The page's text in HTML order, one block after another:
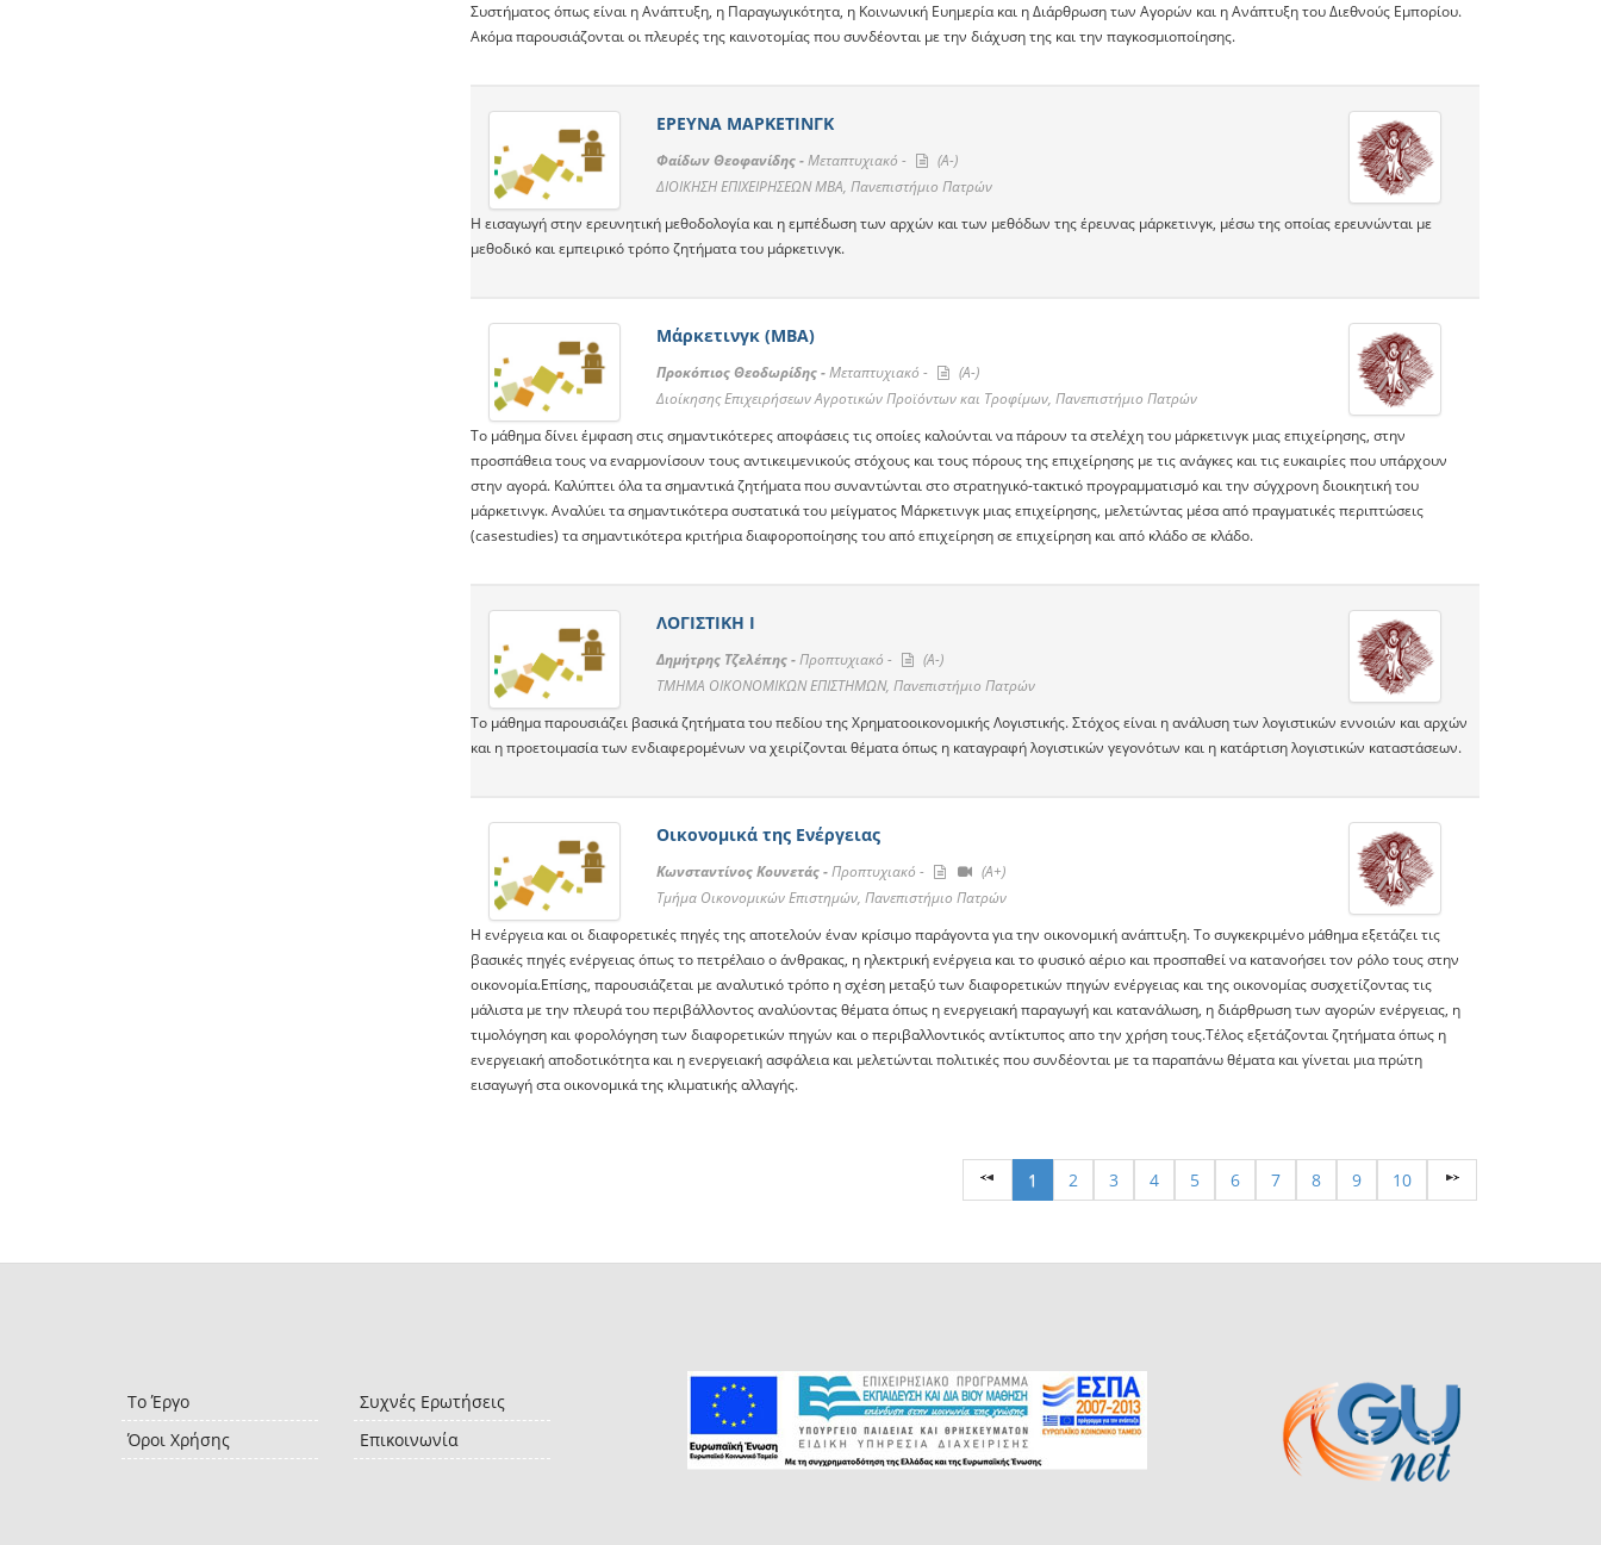
Συστήματος όπως είναι η Ανάπτυξη, η Παραγωγικότητα, η Κοινωνική Ευημερία και η Διάρθρωση των Αγορών και η Ανάπτυξη του Διεθνούς Εμπορίου.
Ακόμα παρουσιάζονται οι πλευρές της καινοτομίας που συνδέονται με την διάχυση της και την παγκοσμιοποίησης.
ΕΡΕΥΝΑ ΜΑΡΚΕΤΙΝΓΚ
Φαίδων Θεοφανίδης -Μεταπτυχιακό -
(A-)
ΔΙΟΙΚΗΣΗ ΕΠΙΧΕΙΡΗΣΕΩΝ ΜΒΑ, Πανεπιστήμιο Πατρών
Η εισαγωγή στην ερευνητική μεθοδολογία και η εμπέδωση των αρχών και των μεθόδων της έρευνας μάρκετινγκ, μέσω της οποίας ερευνώνται με
μεθοδικό και εμπειρικό τρόπο ζητήματα του μάρκετινγκ.
Μάρκετινγκ (ΜΒΑ)
Προκόπιος Θεοδωρίδης -Μεταπτυχιακό -
(A-)
Διοίκησης Επιχειρήσεων Αγροτικών Προϊόντων και Τροφίμων, Πανεπιστήμιο Πατρών
Το μάθημα δίνει έμφαση στις σημαντικότερες αποφάσεις τις οποίες καλούνται να πάρουν τα στελέχη του μάρκετινγκ μιας επιχείρησης, στην
προσπάθεια τους να εναρμονίσουν τους αντικειμενικούς στόχους και τους πόρους της επιχείρησης με τις ανάγκες και τις ευκαιρίες που υπάρχουν
στην αγορά. Καλύπτει όλα τα σημαντικά ζητήματα που συναντώνται στο στρατηγικό-τακτικό προγραμματισμό και την σύγχρονη διοικητική του
μάρκετινγκ. Αναλύει τα σημαντικότερα συστατικά του μείγματος Μάρκετινγκ μιας επιχείρησης, μελετώντας μέσα από πραγματικές περιπτώσεις
(casestudies) τα σημαντικότερα κριτήρια διαφοροποίησης του από επιχείρηση σε επιχείρηση και από κλάδο σε κλάδο.
ΛΟΓΙΣΤΙΚΗ Ι
Δημήτρης Τζελέπης -Προπτυχιακό -
(A-)
TMHMA ΟΙΚΟΝΟΜΙΚΩΝ ΕΠΙΣΤΗΜΩΝ, Πανεπιστήμιο Πατρών
Το μάθημα παρουσιάζει βασικά ζητήματα του πεδίου της Χρηματοοικονομικής Λογιστικής. Στόχος είναι η ανάλυση των λογιστικών εννοιών και αρχών
και η προετοιμασία των ενδιαφερομένων να χειρίζονται θέματα όπως η καταγραφή λογιστικών γεγονότων και η κατάρτιση λογιστικών καταστάσεων.
Οικονομικά της Ενέργειας
Κωνσταντίνος Κουνετάς -Προπτυχιακό -
(A+)
Τμήμα Οικονομικών Επιστημών, Πανεπιστήμιο Πατρών
H ενέργεια και οι διαφορετικές πηγές της αποτελούν έναν κρίσιμο παράγοντα για την οικονομική ανάπτυξη. Το συγκεκριμένο μάθημα εξετάζει τις
βασικές πηγές ενέργειας όπως το πετρέλαιο ο άνθρακας, η ηλεκτρική ενέργεια και το φυσικό αέριο και προσπαθεί να κατανοήσει τον ρόλο τους στην
οικονομία.Επίσης, παρουσιάζεται με αναλυτικό τρόπο η σχέση μεταξύ των διαφορετικών πηγών ενέργειας και της οικονομίας συσχετίζοντας τις
μάλιστα με την πλευρά του περιβάλλοντος αναλύοντας θέματα όπως η ενεργειακή παραγωγή και κατανάλωση, η διάρθρωση των αγορών ενέργειας, η
τιμολόγηση και φορολόγηση των διαφορετικών πηγών και ο περιβαλλοντικός αντίκτυπος απο την χρήση τους.Τέλος εξετάζονται ζητήματα όπως η
ενεργειακή αποδοτικότητα και η ενεργειακή ασφάλεια και μελετώνται πολιτικές που συνδέονται με τα παραπάνω θέματα και γίνεται μια πρώτη
εισαγωγή στα οικονομικά της κλιματικής αλλαγής.
1 2 3 4 5 6 7 8 9 10
Το Έργο
Όροι Χρήσης
Συχνές Ερωτήσεις
Επικοινωνία